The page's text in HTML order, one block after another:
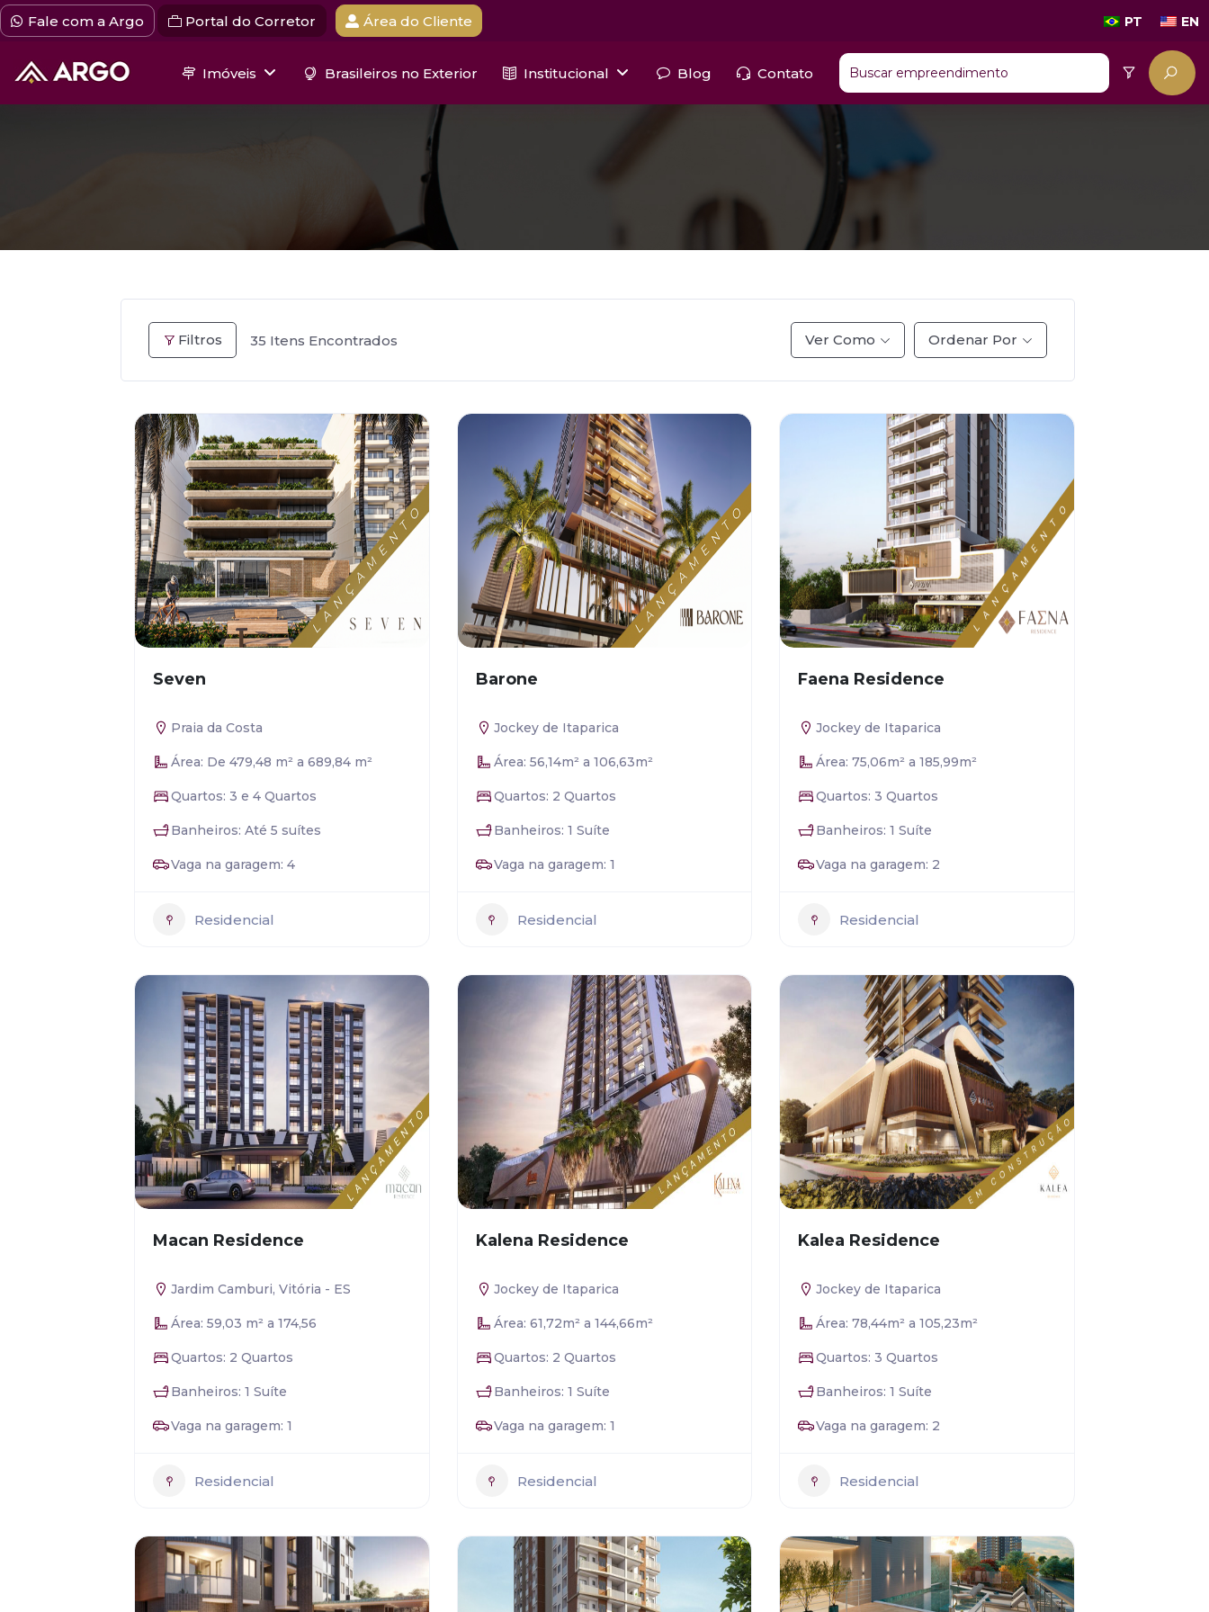
Fale com a Argo Portal do Corretor Área do Cliente PT EN
Imóveis Brasileiros no Exterior Institucional Blog Contato
Filtros 35 Itens Encontrados Ver Como Ordenar Por
Seven
Praia da Costa
Área: De 479,48 m² a 689,84 m²
Quartos: 3 e 4 Quartos
Banheiros: Até 5 suítes
Vaga na garagem: 4
Residencial
Barone
Jockey de Itaparica
Área: 56,14m² a 106,63m²
Quartos: 2 Quartos
Banheiros: 1 Suíte
Vaga na garagem: 1
Residencial
Faena Residence
Jockey de Itaparica
Área: 75,06m² a 185,99m²
Quartos: 3 Quartos
Banheiros: 1 Suíte
Vaga na garagem: 2
Residencial
Macan Residence
Jardim Camburi, Vitória - ES
Área: 59,03 m² a 174,56
Quartos: 2 Quartos
Banheiros: 1 Suíte
Vaga na garagem: 1
Residencial
Kalena Residence
Jockey de Itaparica
Área: 61,72m² a 144,66m²
Quartos: 2 Quartos
Banheiros: 1 Suíte
Vaga na garagem: 1
Residencial
Kalea Residence
Jockey de Itaparica
Área: 78,44m² a 105,23m²
Quartos: 3 Quartos
Banheiros: 1 Suíte
Vaga na garagem: 2
Residencial